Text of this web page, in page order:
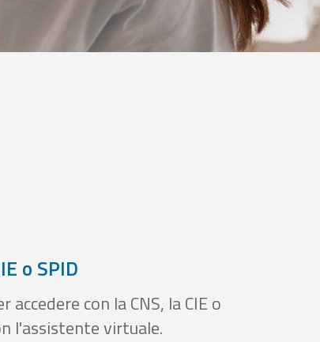
o SPID
con la CNS, la CIE o
l'assistente virtuale.